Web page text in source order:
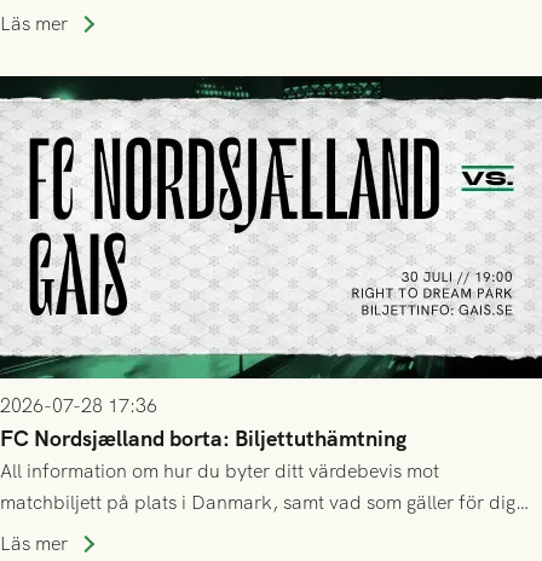
Läs mer
2026-07-28 17:36
FC Nordsjælland borta: Biljettuthämtning
All information om hur du byter ditt värdebevis mot
matchbiljett på plats i Danmark, samt vad som gäller för dig
som står på reservlista eller fått förhinder.
Läs mer